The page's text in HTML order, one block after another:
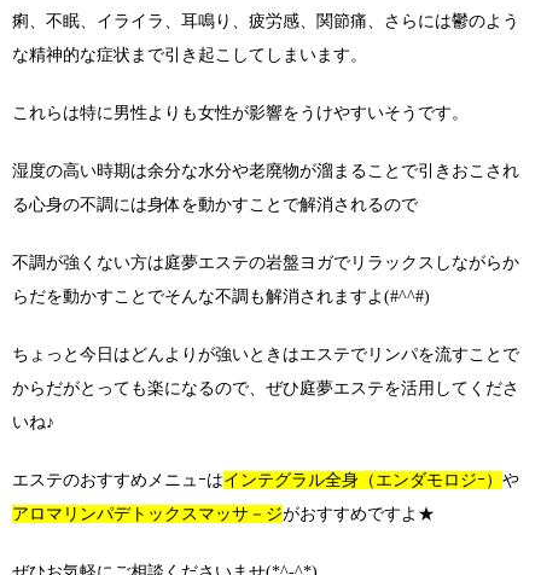
痢、不眠、イライラ、耳鳴り、疲労感、関節痛、さらには鬱のよう
な精神的な症状まで引き起こしてしまいます。
これらは特に男性よりも女性が影響をうけやすいそうです。
湿度の高い時期は余分な水分や老廃物が溜まることで引きおこされ
る心身の不調には身体を動かすことで解消されるので
不調が強くない方は庭夢エステの岩盤ヨガでリラックスしながらか
らだを動かすことでそんな不調も解消されますよ(#^^#)
ちょっと今日はどんよりが強いときはエステでリンパを流すことで
からだがとっても楽になるので、ぜひ庭夢エステを活用してくださ
いね♪
エステのおすすめメニュｰはインテグラル全身（エンダモロジｰ） や
アロマリンパデトックスマッサ－ジがおすすめですよ★